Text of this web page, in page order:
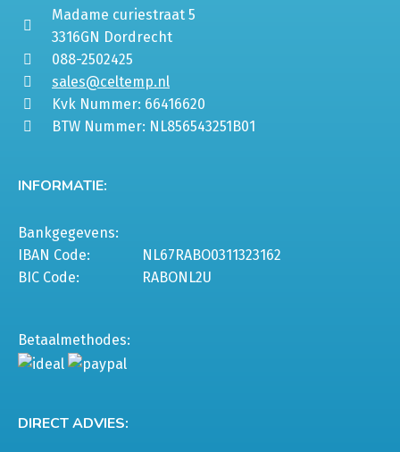
Madame curiestraat 5
3316GN Dordrecht
088-2502425
sales@celtemp.nl
Kvk Nummer: 66416620
BTW Nummer: NL856543251B01
INFORMATIE:
Bankgegevens:
IBAN Code:
NL67RABO0311323162
BIC Code:
RABONL2U
Betaalmethodes:
DIRECT ADVIES: